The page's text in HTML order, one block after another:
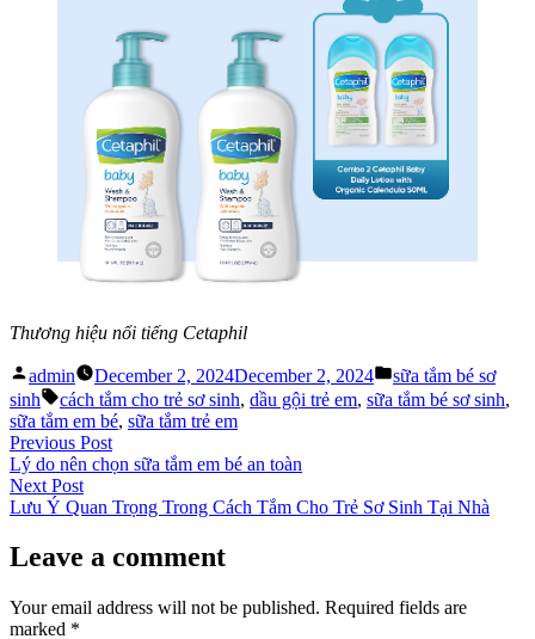
Thương hiệu nổi tiếng Cetaphil
Posted
by
admin December 2, 2024December 2, 2024
Posted
in
sữa tắm bé sơ
sinh
Tags:
cách tắm cho trẻ sơ sinh, dầu gội trẻ em, sữa tắm bé sơ sinh,
sữa tắm em bé, sữa tắm trẻ em
Post
navigation
Previous PostPrevious
post:
Lý do nên chọn sữa tắm em bé an toàn
Next PostNext
post:
Lưu Ý Quan Trọng Trong Cách Tắm Cho Trẻ Sơ Sinh Tại Nhà
Leave a comment
Your email address will not be published. Required fields are
marked *